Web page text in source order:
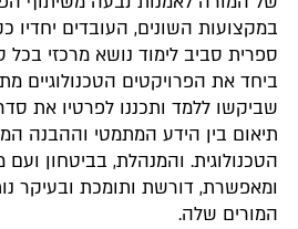
במקצועות השונים, העובדים יחדיו
ספרית סביב לימוד נושא מרכזי
ביחד את הפרויקטים הטכנולוגיים
שביקשו ללמד ותכננו לפרטיו את
תיאום בין הידע המתמטי וההבנה
הטכנולוגית. והמנהלת, בביטחון
ומאפשרת, דורשת ותומכת ובעיקר
המורים שלה.